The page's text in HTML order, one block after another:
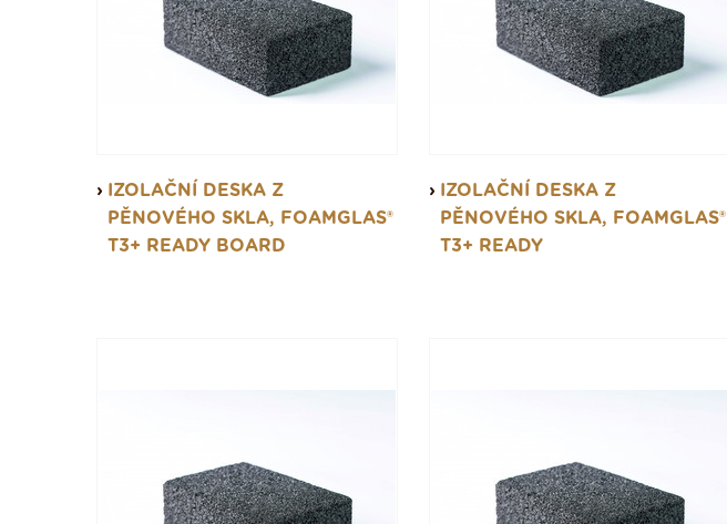
IZOLAČNÍ DESKA Z
PĚNOVÉHO SKLA, FOAMGLAS®
T3+ READY BOARD
IZOLAČNÍ DESKA Z
PĚNOVÉHO SKLA, FOAMGLAS®
T3+ READY